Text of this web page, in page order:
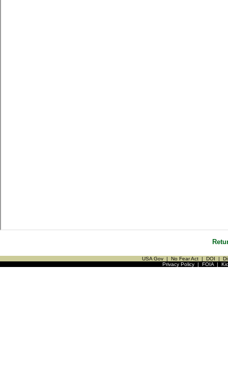
USA Gov | No Fear Act | DOI |
Privacy Policy| FOIA|